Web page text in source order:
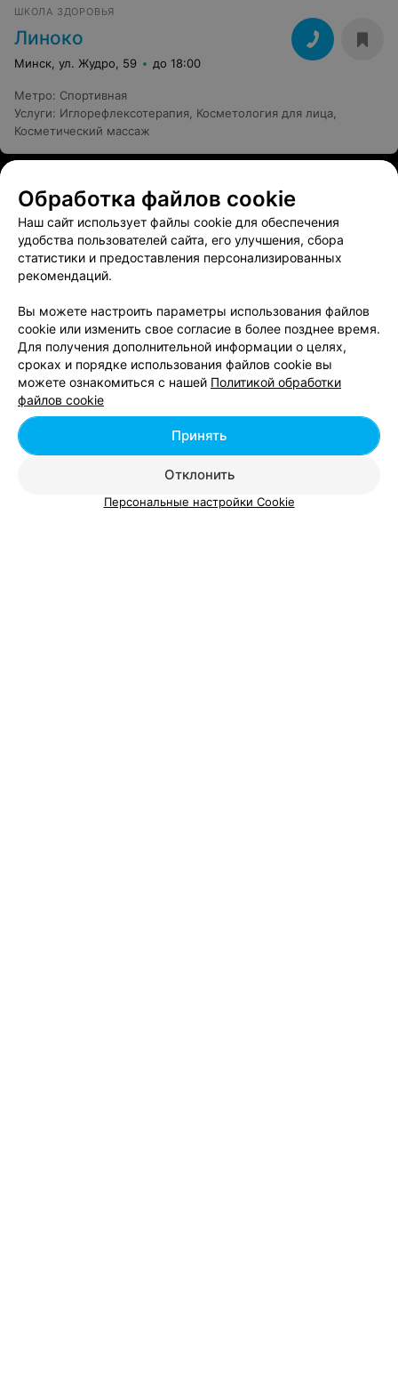
ШКОЛА ЗДОРОВЬЯ
Линоко
Минск, ул. Жудро, 59 до 18:00
Метро: Спортивная
Услуги: Иглорефлексотерапия, Косметология для лица,
Косметический массаж
Обработка файлов cookie
Наш сайт использует файлы cookie для обеспечения
удобства пользователей сайта, его улучшения, сбора
статистики и предоставления персонализированных
рекомендаций.
Вы можете настроить параметры использования файлов
cookie или изменить свое согласие в более позднее время.
Для получения дополнительной информации о целях,
сроках и порядке использования файлов cookie вы
можете ознакомиться с нашей Политикой обработки
файлов cookie
Отклонить
Принять
Персональные настройки Cookie